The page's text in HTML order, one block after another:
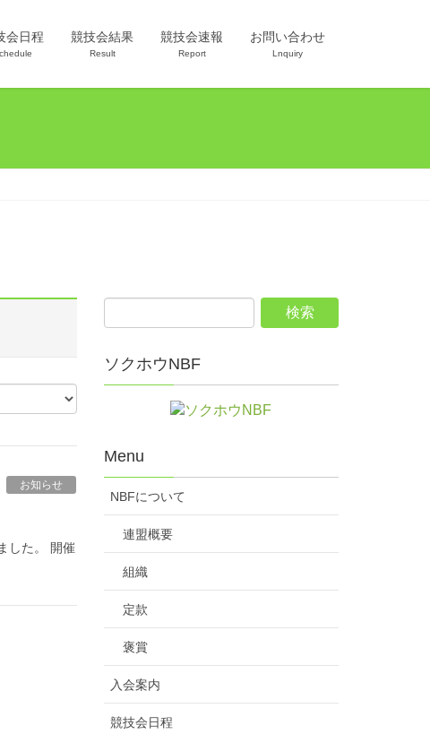
会日程 競技会結果
Result
競技会速報
Report
お問い合わせ
Lnquiry
お知らせ
した。 開催
ソクホウNBF
Menu
NBFについて
連盟概要
組織
定款
褒賞
入会案内
競技会日程